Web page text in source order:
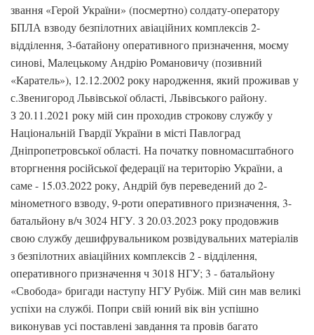
звання «Герой України» (посмертно) солдату-оператору
БПЛА взводу безпілотних авіаційних комплексів 2-
відділення, 3-батайону оперативного призначення, моєму
синові, Малецькому Андрію Романовичу (позивний
«Каратель»), 12.12.2002 року народження, який проживав у
с.Звенигород Львівської області, Львівського району.
З 20.11.2021 року мій син проходив строкову службу у
Національній Гвардії України в місті Павлоград
Дніпропетровської області. На початку повномасштабного
вторгнення російської федерації на територію України, а
саме - 15.03.2022 року, Андрій був переведений до 2-
мінометного взводу, 9-роти оперативного призначення, 3-
батальйону в/ч 3024 НГУ. З 20.03.2023 року продовжив
свою службу дешифрувальником розвідувальних матеріалів
з безпілотних авіаційних комплексів 2 - відділення,
оперативного призначення ч 3018 НГУ; 3 - батальйону
«Свобода» бригади наступу НГУ Рубіж. Мій син мав великі
успіхи на службі. Попри свій юний вік він успішно
виконував усі поставлені завдання та провів багато